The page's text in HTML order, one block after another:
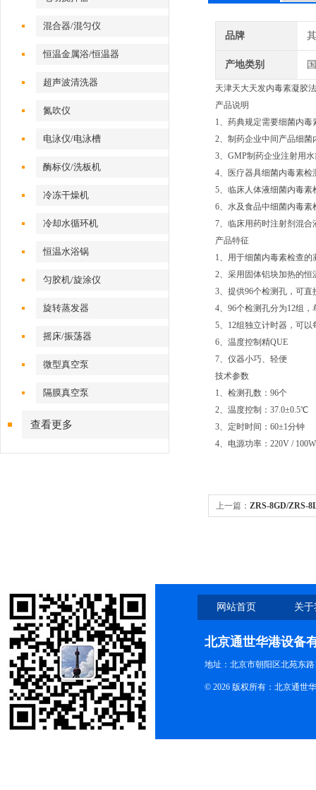
混合器/混匀仪
恒温金属浴/恒温器
超声波清洗器
氮吹仪
电泳仪/电泳槽
酶标仪/洗板机
冷冻干燥机
冷却水循环机
恒温水浴锅
匀胶机/旋涂仪
旋转蒸发器
摇床/振荡器
微型真空泵
隔膜真空泵
查看更多
品牌
产地类别
天津天大天发内毒素凝胶
产品说明
1、药典规定需要细菌内毒
2、制药企业中间产品细
3、GMP制药企业注射用
4、医疗器具细菌内毒素检
5、临床人体液细菌内毒素
6、水及食品中细菌内毒素
7、临床用药时注射剂混合
产品特征
1、用于细菌内毒素检查
2、采用固体铝块加热的恒
3、提供96个检测孔，可直
4、96个检测孔分为12组，
5、12组独立计时器，可
6、温度控制精QUE
7、仪器小巧、轻便
技术参数
1、检测孔数：96个
2、温度控制：37.0±0.5℃
3、定时时间：60±1分钟
4、电源功率：220V / 100W
上一篇： ZRS-8GD/ZRS-
网站首页 关
北京通世华港设备
地址：北京市朝阳区北苑东路
© 2026 版权所有：北京通世